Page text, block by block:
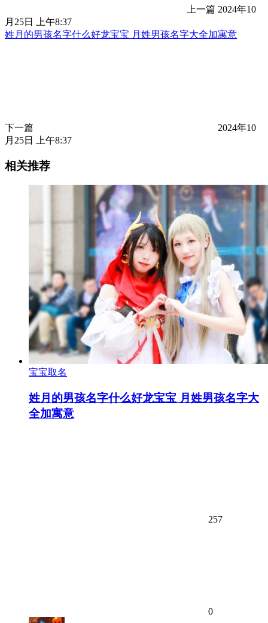
上一篇 2024年10
月25日 上午8:37
姓月的男孩名字什么好龙宝宝 月姓男孩名字大全加寓意
下一篇
2024年10
月25日 上午8:37
相关推荐
宝宝取名
姓月的男孩名字什么好龙宝宝 月姓男孩名字大
全加寓意
257
0